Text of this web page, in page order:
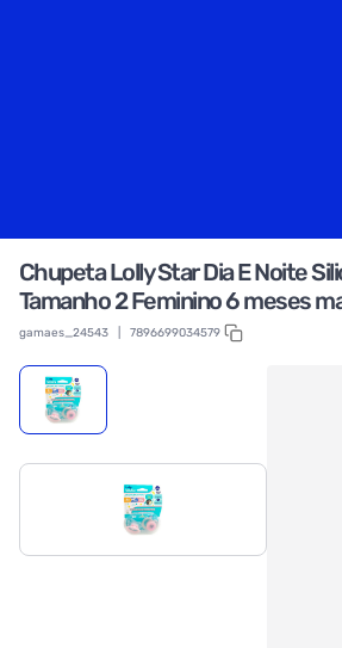
Chupeta Lolly Star Dia E Noite
Tamanho 2 Feminino 6 meses
gamaes_24543 7896699034579